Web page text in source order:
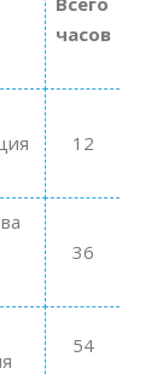
часов
12
36
54